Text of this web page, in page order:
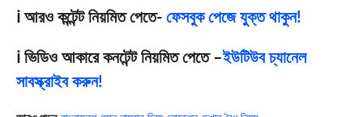
ℹ️ আরও কন্টেন্ট নিয়মিত পেতে- ফেসবুক পেজে যুক্ত থাকুন!
ℹ️ ভিডিও আকারে কনটেন্ট নিয়মিত পেতে –ইউটিউব চ্যানেল
সাবস্ক্রাইব করুন!